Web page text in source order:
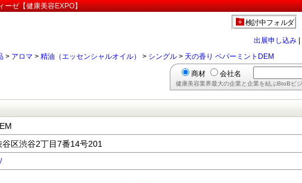
ーゼ【健康美容EXPO】
検討中フォルダ
出展申し込み
> アロマ > 精油（エッセンシャルオイル） > シングル > 天の香り ペパーミントDEM
商材 会社名
健康美容業界最大の企業と企業を結ぶBtoBビ
区渋谷2丁目7番14号201